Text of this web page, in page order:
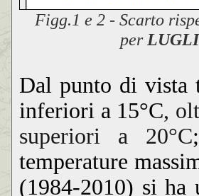
Figg.1 e 2 - Scarto
per
Dal punto di vista
inferiori a 15°C,
superiori a 20°C
temperature
(1984-2010) si